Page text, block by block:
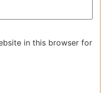
in this browser for